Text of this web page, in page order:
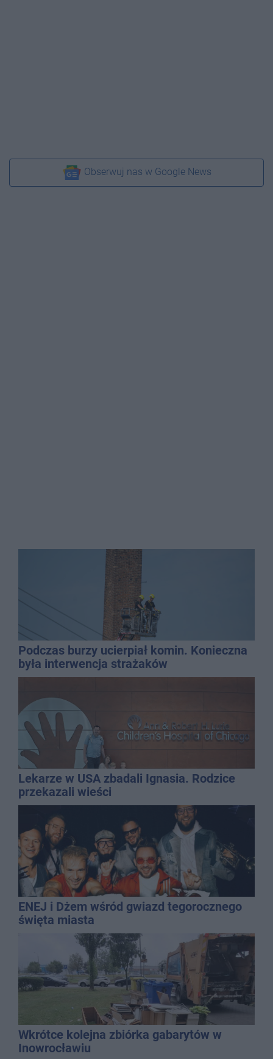
Obserwuj nas w Google News
Podczas burzy ucierpiał komin. Konieczna
była interwencja strażaków
Lekarze w USA zbadali Ignasia. Rodzice
przekazali wieści
ENEJ i Dżem wśród gwiazd tegorocznego
święta miasta
Wkrótce kolejna zbiórka gabarytów w
Inowrocławiu